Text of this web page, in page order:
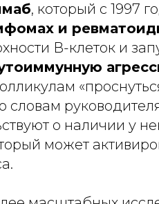
, который с 1997
и
В-клеток и
о наличии у
может